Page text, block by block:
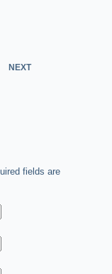
NEXT
fields are